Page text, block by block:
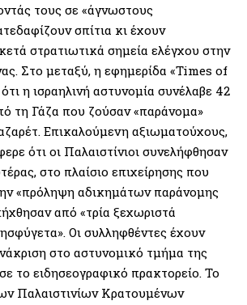
τους σε «άγνωστους
σπίτια κι έχουν
στρατιωτικά σημεία ελέγχου στην
Στο μεταξύ, η εφημερίδα «Times of
η ισραηλινή αστυνομία συνέλαβε 42
τη Γάζα που ζούσαν «παράνομα»
Επικαλούμενη αξιωματούχους,
ότι οι Παλαιστίνιοι συνελήφθησαν
στο πλαίσιο επιχείρησης που
«πρόληψη αδικημάτων παράνομης
από «τρία ξεχωριστά
Οι συλληφθέντες έχουν
στο αστυνομικό τμήμα της
το ειδησεογραφικό πρακτορείο. Το
Παλαιστινίων Κρατουμένων